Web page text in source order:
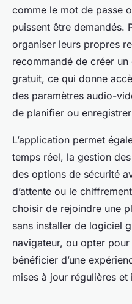
comme le mot de passe
puissent être demandés.
organiser leurs propres
recommandé de créer
gratuit, ce qui donne
des paramètres audio-
de planifier ou
L’application permet
temps réel, la gestion
des options de sécurité
d’attente ou le
choisir de rejoindre une
sans installer de logiciel
navigateur, ou opter
bénéficier d’une
mises à jour régulières et